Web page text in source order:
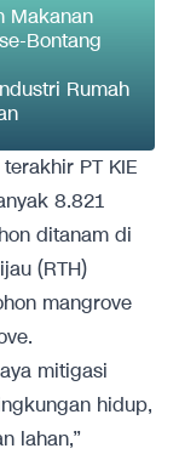
Makanan
Bontang
Rumah
PT KIE
8.821
ditanam di
(RTH)
mangrove
mitigasi
hidup,
lahan,”